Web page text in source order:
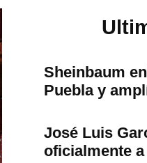
Sheinbaum
Puebla y
José Luis
oficialmente